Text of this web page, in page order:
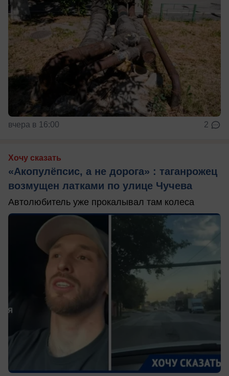
вчера в 16:00 2
Хочу сказать
«Акопулёпсис, а не дорога» : таганрожец
возмущен латками по улице Чучева
Автолюбитель уже прокалывал там колеса